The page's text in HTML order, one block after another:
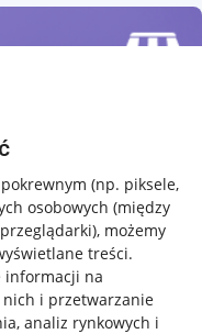
(np. piksele,
osobowych (między
, możemy
treści.
informacji na
i przetwarzanie
analiz rynkowych i